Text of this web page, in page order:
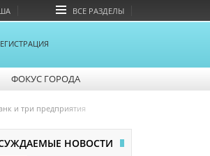
ВСЕ РАЗДЕЛЫ
ФОКУС ГОРОДА
и три предприятия
НОВОСТИ